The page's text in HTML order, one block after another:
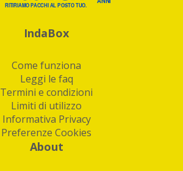
IndaBox
Come funziona
Leggi le faq
Termini e condizioni
Limiti di utilizzo
Informativa Privacy
Preferenze Cookies
About